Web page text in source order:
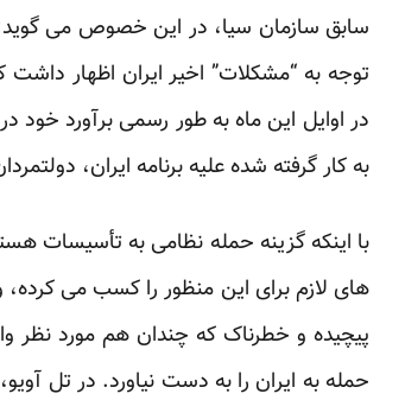
سابق سازمان سیا، در این خصوص می گوید:
توجه به “مشکلات” اخیر ایران اظهار داشت
در اوایل این ماه به طور رسمی برآورد خود
به کار گرفته شده علیه برنامه ایران،
با اینکه گزینه حمله نظامی به تأسیسات
های لازم برای این منظور را کسب می
پیچیده و خطرناک که چندان هم مورد نظر
حمله به ایران را به دست نیاورد. در تل